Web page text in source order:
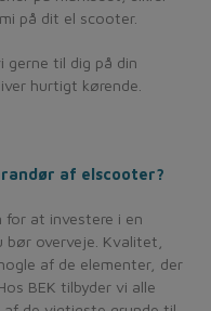
på dit el scooter.
gerne til dig på din
hurtigt kørende.
af elscooter?
for at investere i en
overveje. Kvalitet,
af de elementer, der
BEK tilbyder vi alle